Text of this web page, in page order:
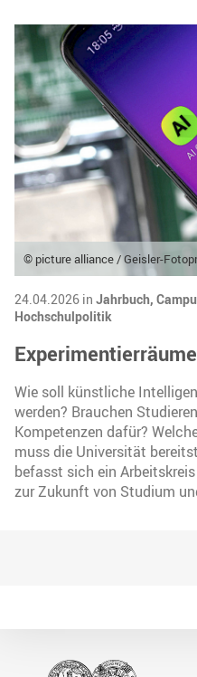
© picture alliance / Geisler-
24.04.2026 in Jahrbuch,
Hochschulpolitik
Wie soll künstliche
werden? Brauchen
Kompetenzen dafür?
muss die Universität
befasst sich ein
zur Zukunft von Studium